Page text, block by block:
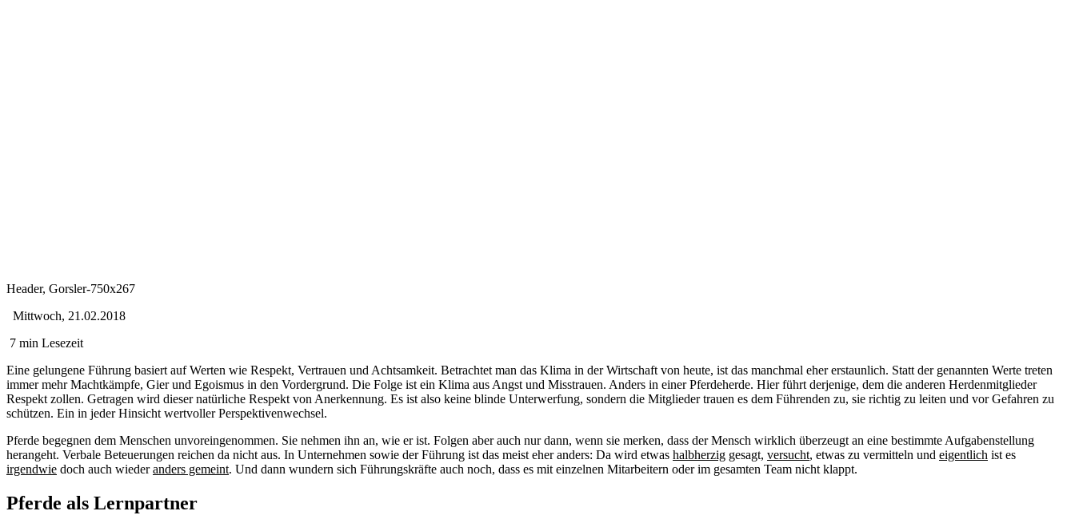
Header, Gorsler-750x267
Mittwoch, 21.02.2018
7 min Lesezeit
Eine gelungene Führung basiert auf Werten wie Respekt, Vertrauen und Achtsamkeit. Betrachtet man das Klima in der Wirtschaft von heute, ist das manchmal eher erstaunlich. Statt der genannten Werte treten
immer mehr Machtkämpfe, Gier und Egoismus in den Vordergrund. Die Folge ist ein Klima aus Angst und Misstrauen. Anders in einer Pferdeherde. Hier führt derjenige, dem die anderen Herdenmitglieder
Respekt zollen. Getragen wird dieser natürliche Respekt von Anerkennung. Es ist also keine blinde Unterwerfung, sondern die Mitglieder trauen es dem Führenden zu, sie richtig zu leiten und vor Gefahren zu
schützen. Ein in jeder Hinsicht wertvoller Perspektivenwechsel.
Pferde begegnen dem Menschen unvoreingenommen. Sie nehmen ihn an, wie er ist. Folgen aber auch nur dann, wenn sie merken, dass der Mensch wirklich überzeugt an eine bestimmte Aufgabenstellung
herangeht. Verbale Beteuerungen reichen da nicht aus. In Unternehmen sowie der Führung ist das meist eher anders: Da wird etwas halbherzig gesagt, versucht, etwas zu vermitteln und eigentlich ist es
irgendwie doch auch wiederanders gemeint. Und dann wundern sich Führungskräfte auch noch, dass es mit einzelnen Mitarbeitern oder im gesamten Team nicht klappt.
Pferde als Lernpartner